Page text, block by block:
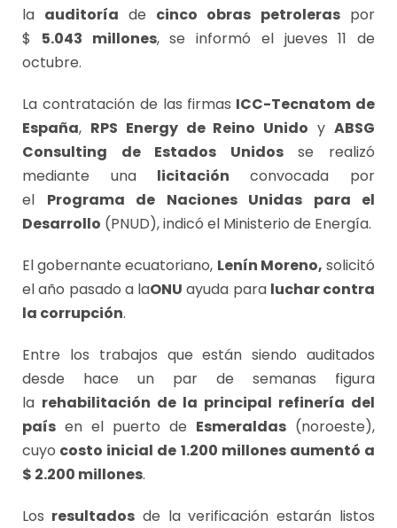
la auditoría de cinco obras petroleraspor
$ 5.043 millones, se informó el jueves 11 de
octubre.
La contratación de las firmas ICC-Tecnatom de
España, RPS Energy de Reino Unido yABSG
Consulting de Estados Unidosse realizó
mediante unalicitación convocada por
el Programa de Naciones Unidas para el
Desarrollo (PNUD), indicó el Ministerio de Energía.
El gobernante ecuatoriano, Lenín Moreno, solicitó
el año pasado a laONU ayuda para luchar contra
la corrupción.
Entre los trabajos que están siendo auditados
desde hace un par de semanas figura
la rehabilitación de la principal refinería del
país en el puerto de Esmeraldas (noroeste),
cuyo costo inicial de 1.200 millones aumentó a
$ 2.200 millones.
Los resultadosde la verificación estarán listos